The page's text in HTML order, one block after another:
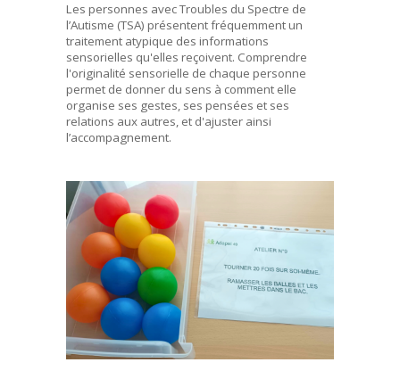
Les personnes avec Troubles du Spectre de
l’Autisme (TSA) présentent fréquemment un
traitement atypique des informations
sensorielles qu'elles reçoivent. Comprendre
l'originalité sensorielle de chaque personne
permet de donner du sens à comment elle
organise ses gestes, ses pensées et ses
relations aux autres, et d'ajuster ainsi
l’accompagnement.